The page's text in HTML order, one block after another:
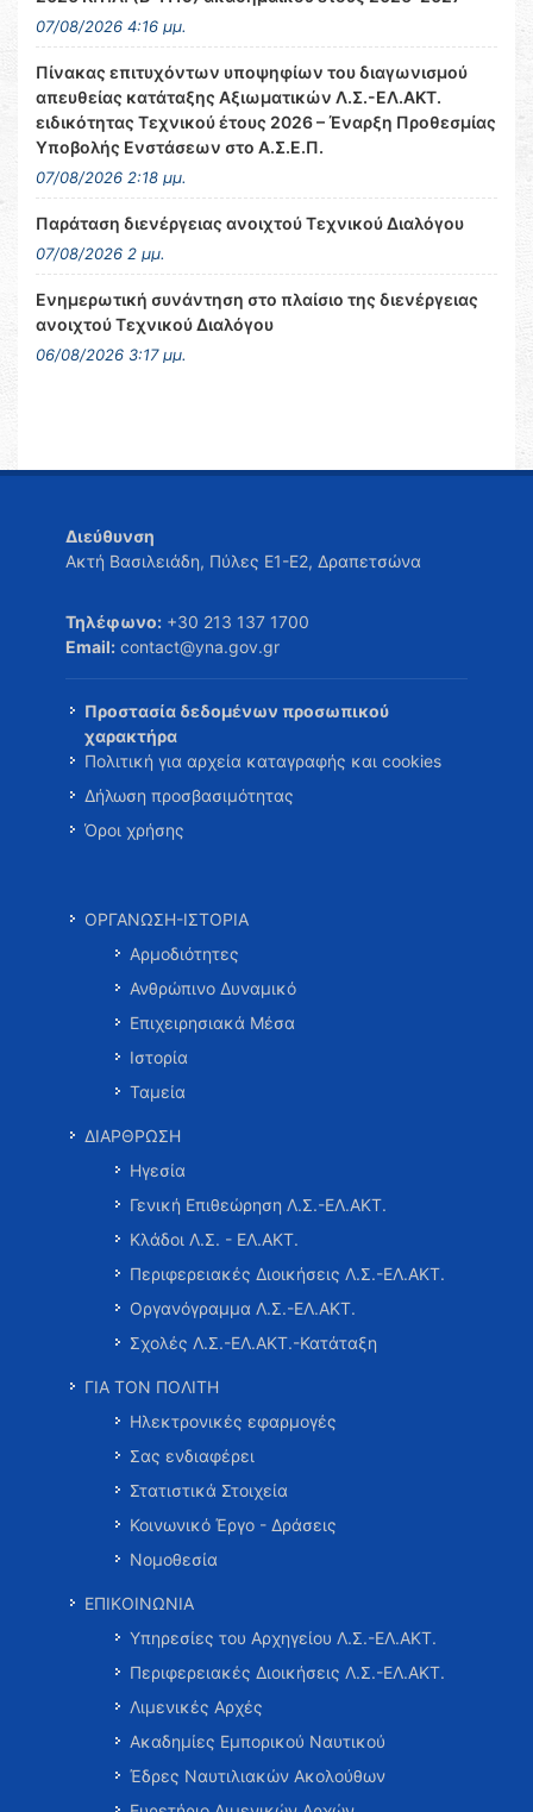
07/08/2026 4:16 μμ.
Πίνακας επιτυχόντων υποψηφίων του διαγωνισμού
απευθείας κατάταξης Αξιωματικών Λ.Σ.-ΕΛ.ΑΚΤ.
ειδικότητας Τεχνικού έτους 2026 – Έναρξη Προθεσμίας
Υποβολής Ενστάσεων στο Α.Σ.Ε.Π.
07/08/2026 2:18 μμ.
Παράταση διενέργειας ανοιχτού Τεχνικού Διαλόγου
07/08/2026 2 μμ.
Ενημερωτική συνάντηση στο πλαίσιο της διενέργειας
ανοιχτού Τεχνικού Διαλόγου
06/08/2026 3:17 μμ.
Διεύθυνση
Ακτή Βασιλειάδη, Πύλες Ε1-Ε2, Δραπετσώνα
Τηλέφωνο: +30 213 137 1700
Email: contact@yna.gov.gr
Προστασία δεδομένων προσωπικού
χαρακτήρα
Πολιτική για αρχεία καταγραφής και cookies
Δήλωση προσβασιμότητας
Όροι χρήσης
ΟΡΓΑΝΩΣΗ-ΙΣΤΟΡΙΑ
Αρμοδιότητες
Ανθρώπινο Δυναμικό
Επιχειρησιακά Μέσα
Ιστορία
Ταμεία
ΔΙΑΡΘΡΩΣΗ
Ηγεσία
Γενική Επιθεώρηση Λ.Σ.-ΕΛ.ΑΚΤ.
Κλάδοι Λ.Σ. - ΕΛ.ΑΚΤ.
Περιφερειακές Διοικήσεις Λ.Σ.-ΕΛ.ΑΚΤ.
Οργανόγραμμα Λ.Σ.-ΕΛ.ΑΚΤ.
Σχολές Λ.Σ.-ΕΛ.ΑΚΤ.-Κατάταξη
ΓΙΑ ΤΟΝ ΠΟΛΙΤΗ
Ηλεκτρονικές εφαρμογές
Σας ενδιαφέρει
Στατιστικά Στοιχεία
Κοινωνικό Έργο - Δράσεις
Νομοθεσία
ΕΠΙΚΟΙΝΩΝΙΑ
Υπηρεσίες του Αρχηγείου Λ.Σ.-ΕΛ.ΑΚΤ.
Περιφερειακές Διοικήσεις Λ.Σ.-ΕΛ.ΑΚΤ.
Λιμενικές Αρχές
Ακαδημίες Εμπορικού Ναυτικού
Έδρες Ναυτιλιακών Ακολούθων